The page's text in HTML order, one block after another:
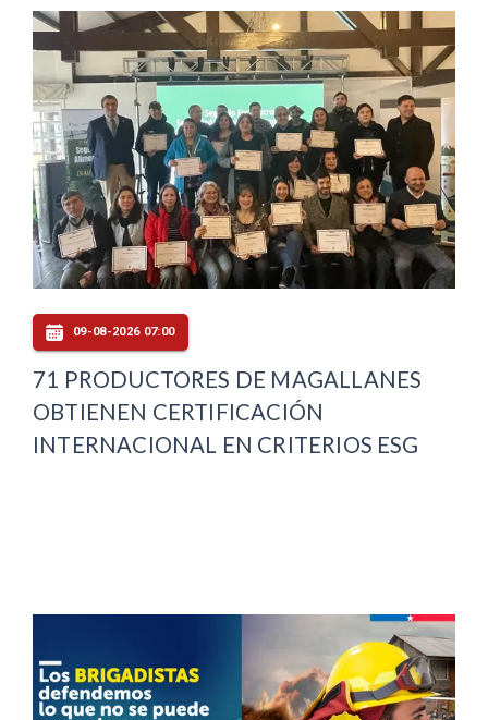
09-08-2026 07:00
71 PRODUCTORES DE MAGALLANES
OBTIENEN CERTIFICACIÓN
INTERNACIONAL EN CRITERIOS ESG